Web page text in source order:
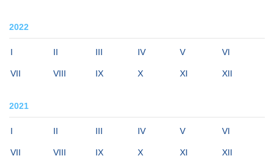
2022
I II III IV V VI
VII VIII IX X XI XII
2021
I II III IV V VI
VII VIII IX X XI XII